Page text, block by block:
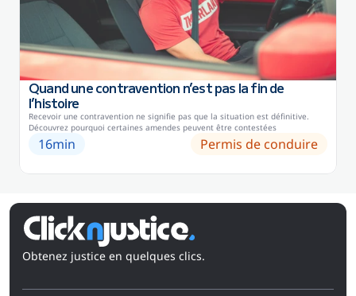
Quand une contravention n’est pas la fin de
l’histoire
Recevoir une contravention ne signifie pas que la situation est définitive.
Découvrez pourquoi certaines amendes peuvent être contestées
16min Permis de conduire
Obtenez justice en quelques clics.